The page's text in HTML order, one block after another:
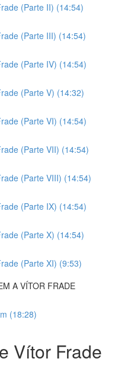
(Parte II) (14:54)
(Parte III) (14:54)
(Parte IV) (14:54)
(Parte V) (14:32)
(Parte VI) (14:54)
(Parte VII) (14:54)
(Parte VIII) (14:54)
(Parte IX) (14:54)
(Parte X) (14:54)
(Parte XI) (9:53)
A VÍTOR FRADE
(18:28)
Vítor Frade